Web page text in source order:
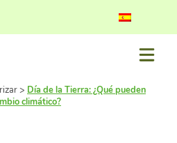
> Día de la Tierra: ¿Qué pueden
climático?